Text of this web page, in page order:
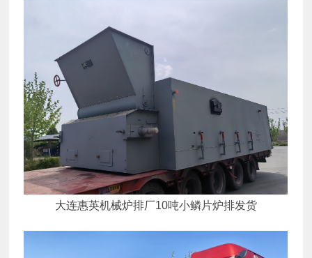
大连惠英机械炉排厂10吨小鳞片炉排发货